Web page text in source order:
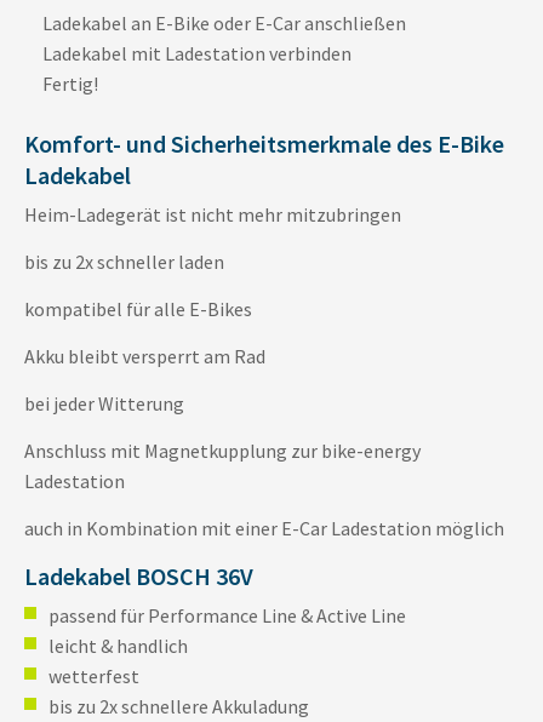
Ladekabel an E-Bike oder E-Car anschließen
Ladekabel mit Ladestation verbinden
Fertig!
Komfort- und Sicherheitsmerkmale des E-Bike
Ladekabel
Heim-Ladegerät ist nicht mehr mitzubringen
bis zu 2x schneller laden
kompatibel für alle E-Bikes
Akku bleibt versperrt am Rad
bei jeder Witterung
Anschluss mit Magnetkupplung zur bike-energy
Ladestation
auch in Kombination mit einer E-Car Ladestation möglich
Ladekabel BOSCH 36V
passend für Performance Line & Active Line
leicht & handlich
wetterfest
bis zu 2x schnellere Akkuladung